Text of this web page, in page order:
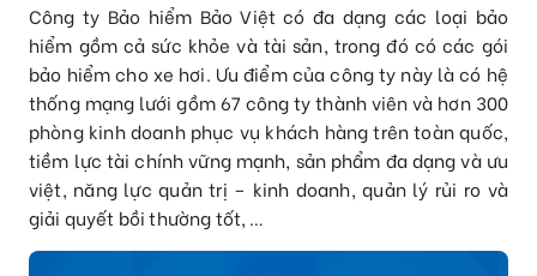
Công ty Bảo hiểm Bảo Việt có đa dạng các loại bảo
hiểm gồm cả sức khỏe và tài sản, trong đó có các gói
bảo hiểm cho xe hơi. Ưu điểm của công ty này là có hệ
thống mạng lưới gồm 67 công ty thành viên và hơn 300
phòng kinh doanh phục vụ khách hàng trên toàn quốc,
tiềm lực tài chính vững mạnh, sản phẩm đa dạng và ưu
việt, năng lực quản trị – kinh doanh, quản lý rủi ro và
giải quyết bồi thường tốt, …